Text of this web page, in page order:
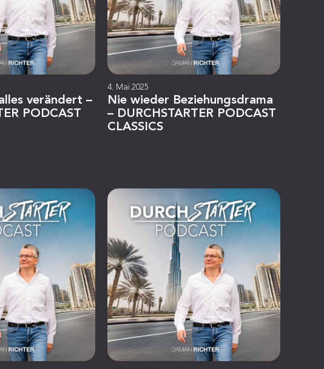
verändert –
PODCAST
4. Mai 2025
Nie wieder Beziehungsdrama
– DURCHSTARTER PODCAST
CLASSICS